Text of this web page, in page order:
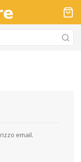
email.